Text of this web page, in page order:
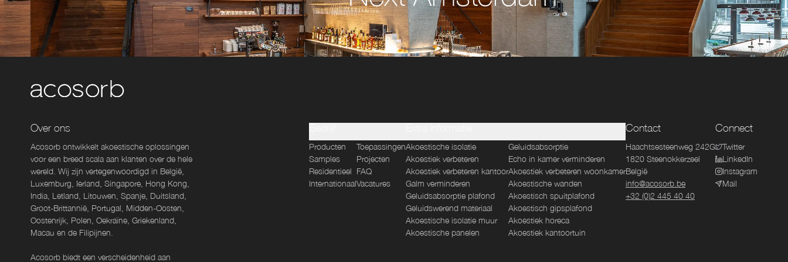
Over ons
Acosorb ontwikkelt akoestische oplossingen
voor een breed scala aan klanten over de hele
wereld. Wij zijn vertegenwoordigd in België,
Luxemburg, Ierland, Singapore, Hong Kong,
India, Letland, Litouwen, Spanje, Duitsland,
Groot-Brittannië, Portugal, Midden-Oosten,
Oostenrijk, Polen, Oekraïne, Griekenland,
Macau en de Filipijnen.
Acosorb biedt een verscheidenheid aan
Producten
Samples
Residentieel
Internationaal
Toepassingen
Projecten
FAQ
Vacatures
Akoestische isolatie
Akoestiek verbeteren
Akoestiek verbeteren kantoor
Galm verminderen
Geluidsabsorptie plafond
Geluidswerend materiaal
Akoestische isolatie muur
Akoestische panelen
Geluidsabsorptie
Echo in kamer verminderen
Akoestiek verbeteren woonkamer
Akoestische wanden
Akoestisch spuitplafond
Akoestisch gipsplafond
Akoestiek horeca
Akoestiek kantoortuin
Contact
Haachtsesteenweg 242G
1820 Steenokkerzeel
België
info@acosorb.be
+32 (0)2 445 40 40
Connect
Twitter
LinkedIn
Instagram
Mail